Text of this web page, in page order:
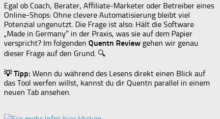
Egal ob Coach, Berater, Affiliate-Marketer oder Betreiber eines
Online-Shops: Ohne clevere Automatisierung bleibt viel
Potenzial ungenutzt. Die Frage ist also: Hält die Software
„Made in Germany“ in der Praxis, was sie auf dem Papier
verspricht? Im folgenden Quentn Review gehen wir genau
dieser Frage auf den Grund. 🔍
💡 Tipp: Wenn du während des Lesens direkt einen Blick auf
das Tool werfen willst, kannst du dir Quentn parallel in einem
neuen Tab ansehen.